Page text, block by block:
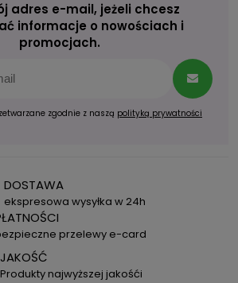
adres e-mail, jeżeli chcesz
informacje o nowościach i
promocjach.
zgodnie z naszą polityką prywatności
DOSTAWA
ekspresowa wysyłka w 24h
przelewy e-card
JAKOŚĆ
Produkty najwyższej jakośći